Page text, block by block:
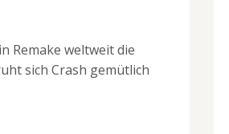
Remake weltweit die
sich Crash gemütlich